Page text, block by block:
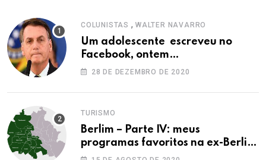
COLUNISTAS , WALTER NAVARRO
Um adolescente escreveu no
Facebook, ontem…
28 DE DEZEMBRO DE 2020
TURISMO
Berlim – Parte IV: meus
programas favoritos na ex-Berlim
Ocidental